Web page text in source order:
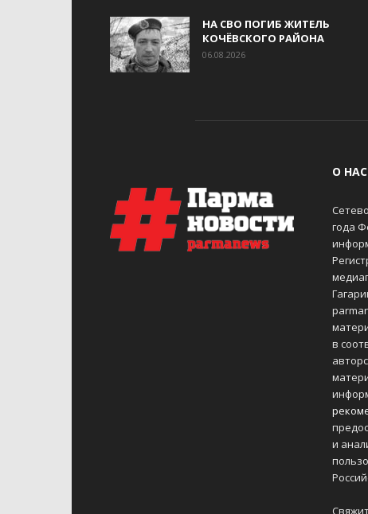
НА СВО ПОГИБ ЖИТЕЛЬ
КОЧЁВСКОГО РАЙОНА
06.08.2026
О НАС
года
в
и